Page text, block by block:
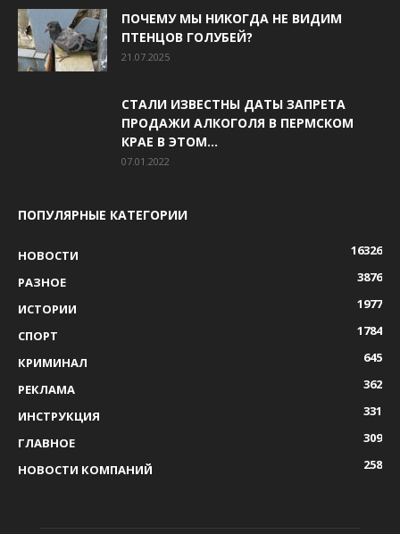
ПОЧЕМУ МЫ НИКОГДА НЕ ВИДИМ
ПТЕНЦОВ ГОЛУБЕЙ?
21.07.2025
СТАЛИ ИЗВЕСТНЫ ДАТЫ ЗАПРЕТА
ПРОДАЖИ АЛКОГОЛЯ В ПЕРМСКОМ
КРАЕ В ЭТОМ...
07.01.2022
ПОПУЛЯРНЫЕ КАТЕГОРИИ
НОВОСТИ
16326
РАЗНОЕ
3876
ИСТОРИИ
1977
СПОРТ
1784
КРИМИНАЛ
645
РЕКЛАМА
362
ИНСТРУКЦИЯ
331
ГЛАВНОЕ
309
НОВОСТИ КОМПАНИЙ
258